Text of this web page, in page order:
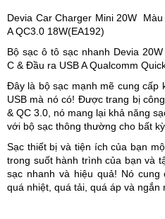
Devia Car Charger Mini 20W
A QC3.0 18W(EA192)
Bộ sạc ô tô sạc nhanh Devia
C & Đầu ra USB A Qualcomm
Đây là bộ sạc mạnh mẽ cung cấp
USB mà nó có! Được trang bị
& QC 3.0, nó mang lại khả năng
với bộ sạc thông thường cho bất
Sạc thiết bị và tiện ích của bạn
trong suốt hành trình của bạn và
sạc nhanh và hiệu quả! Nó
quá nhiệt, quá tải, quá áp và ngắn